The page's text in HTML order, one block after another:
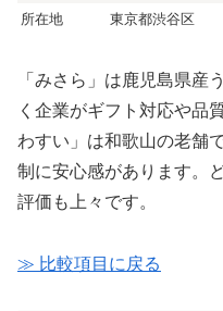
所在地
東京都渋谷区
「みさら」は鹿児島県産
く企業がギフト対応や品
わすい」は和歌山の老舗
制に安心感があります。
評価も上々です。
≫ 比較項目に戻る